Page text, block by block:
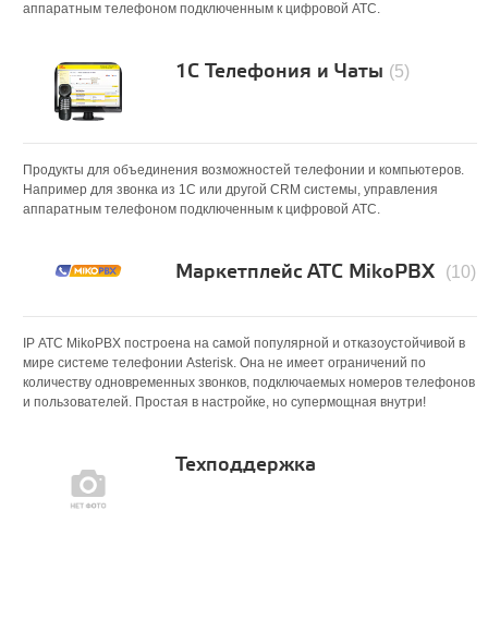
аппаратным телефоном подключенным к цифровой АТС.
1С Телефония и Чаты (5)
Продукты для объединения возможностей телефонии и компьютеров.
Например для звонка из 1С или другой CRM системы, управления
аппаратным телефоном подключенным к цифровой АТС.
Маркетплейс АТС MikoPBX (10)
IP АТС MikoPBX построена на самой популярной и отказоустойчивой в
мире системе телефонии Asterisk. Она не имеет ограничений по
количеству одновременных звонков, подключаемых номеров телефонов
и пользователей. Простая в настройке, но супермощная внутри!
Техподдержка